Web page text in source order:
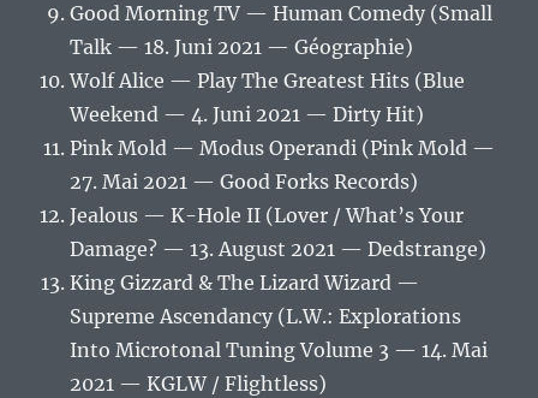
Good Morning TV — Human Comedy (Small
Talk — 18. Juni 2021 — Géographie)
Wolf Alice — Play The Greatest Hits (Blue
Weekend — 4. Juni 2021 — Dirty Hit)
Pink Mold — Modus Operandi (Pink Mold —
27. Mai 2021 — Good Forks Records)
Jealous — K-Hole II (Lover / What’s Your
Damage? — 13. August 2021 — Dedstrange)
King Gizzard & The Lizard Wizard —
Supreme Ascendancy (L.W.: Explorations
Into Microtonal Tuning Volume 3 — 14. Mai
2021 — KGLW / Flightless)